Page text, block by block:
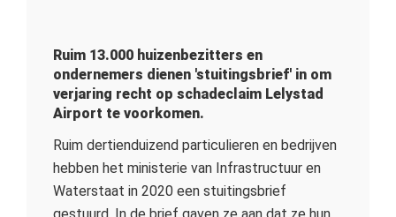
Ruim 13.000 huizenbezitters en
ondernemers dienen 'stuitingsbrief' in om
verjaring recht op schadeclaim Lelystad
Airport te voorkomen.
Ruim dertienduizend particulieren en bedrijven
hebben het ministerie van Infrastructuur en
Waterstaat in 2020 een stuitingsbrief